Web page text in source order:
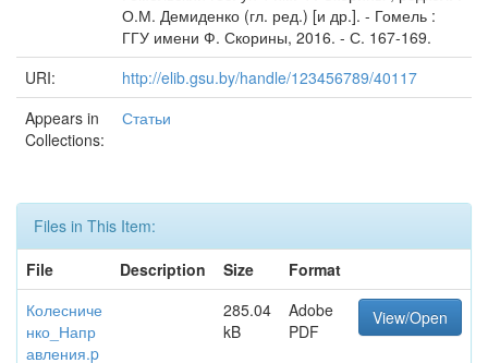
О.М. Демиденко (гл. ред.) [и др.]. - Гомель :
ГГУ имени Ф. Скорины, 2016. - С. 167-169.
URI:
http://elib.gsu.by/handle/123456789/40117
Appears in
Collections:
Статьи
Files in This Item:
File
Description Size
Format
Колесниче
нко_Напр
авления.p
285.04
kB
Adobe
PDF
View/Open